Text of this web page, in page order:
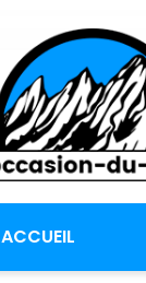
ACCUEIL